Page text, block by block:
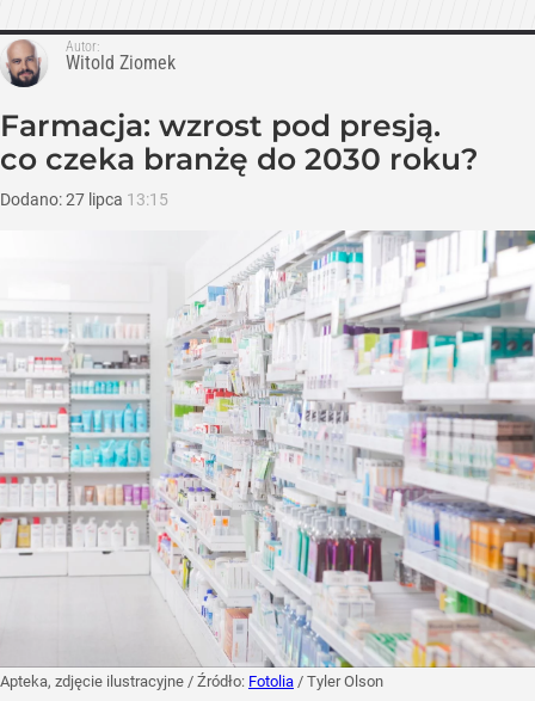
Autor:
Witold Ziomek
Farmacja: wzrost pod presją.
co czeka branżę do 2030 roku?
Dodano:27 lipca 13:15
Apteka, zdjęcie ilustracyjne / Źródło: Fotolia / Tyler Olson